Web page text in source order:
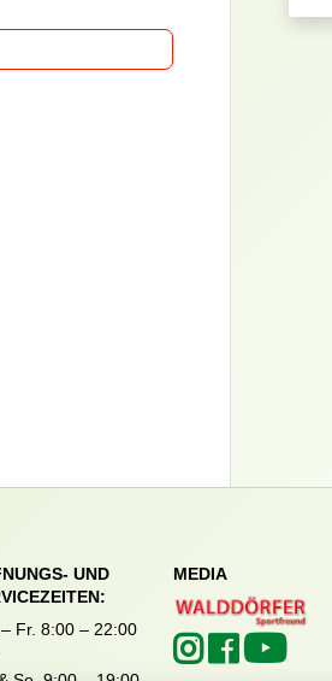
UND
Fr. 8:00 – 22:00
MEDIA